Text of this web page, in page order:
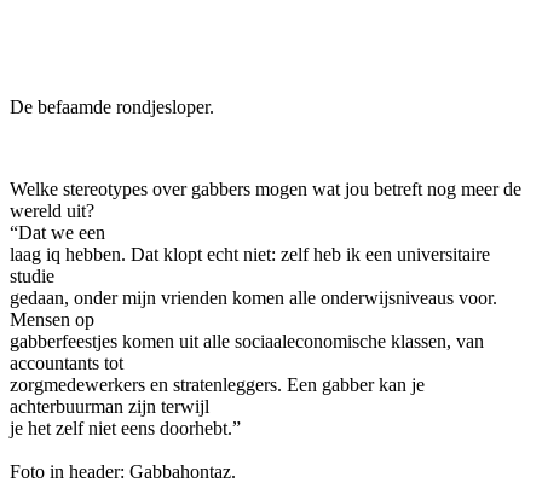
De befaamde rondjesloper.
Welke stereotypes over gabbers mogen wat jou betreft nog meer de
wereld uit?
“Dat we een
laag iq hebben. Dat klopt echt niet: zelf heb ik een universitaire
studie
gedaan, onder mijn vrienden komen alle onderwijsniveaus voor.
Mensen op
gabberfeestjes komen uit alle sociaaleconomische klassen, van
accountants tot
zorgmedewerkers en stratenleggers. Een gabber kan je
achterbuurman zijn terwijl
je het zelf niet eens doorhebt.”
Foto in header: Gabbahontaz.